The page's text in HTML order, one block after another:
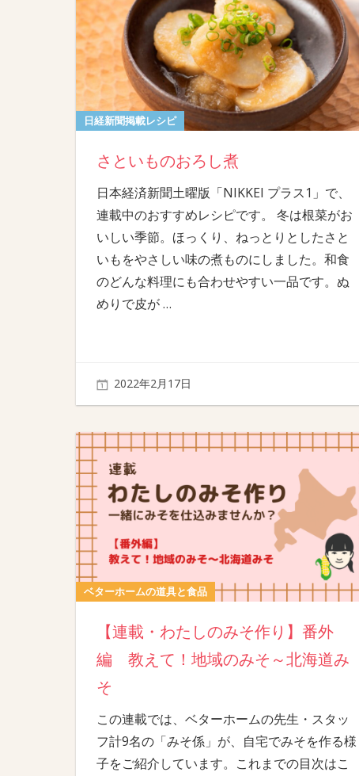
日経新聞掲載レシピ
さといものおろし煮
日本経済新聞土曜版「NIKKEI プラス1」で、
連載中のおすすめレシピです。 冬は根菜がお
いしい季節。ほっくり、ねっとりとしたさと
いもをやさしい味の煮ものにしました。和食
のどんな料理にも合わせやすい一品です。ぬ
めりで皮が…
2022年2月17日
ベターホームの道具と食品
【連載・わたしのみそ作り】番外
編 教えて！地域のみそ～北海道み
そ
この連載では、ベターホームの先生・スタッ
フ計9名の「みそ係」が、自宅でみそを作る様
子をご紹介しています。これまでの目次はこ